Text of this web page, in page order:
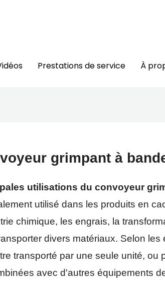
Prestations de service À
grimpant à
utilisations du convoyeur
utilisé dans les produits en
chimique, les engrais, la
divers matériaux. Selon
transporté par une seule unité,
avec d'autres équipements